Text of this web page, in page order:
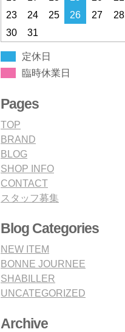
23
24 25 26 27 28
30
31
定休日
臨時休業日
Pages
TOP
BRAND
BLOG
SHOP INFO
CONTACT
スタッフ募集
Blog Categories
NEW ITEM
BONNE JOURNEE
SHABILLER
UNCATEGORIZED
Archive